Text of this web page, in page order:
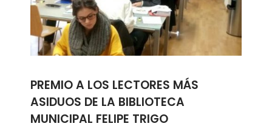
PREMIO A LOS LECTORES MÁS
ASIDUOS DE LA BIBLIOTECA
MUNICIPAL FELIPE TRIGO